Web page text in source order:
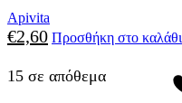
Apivita
€2,60 Προσθήκη στο καλάθι
15 σε απόθεμα